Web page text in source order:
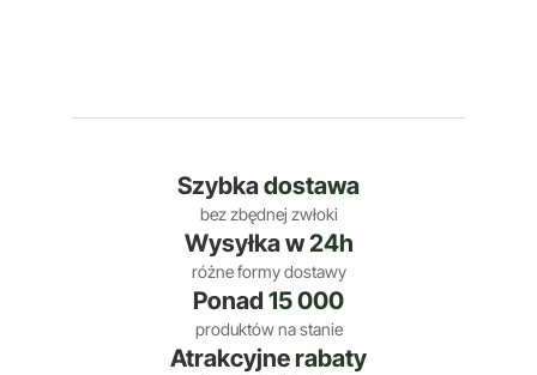
Szybkadostawa
bez zbędnej zwłoki
Wysyłka w24h
różne formy dostawy
Ponad 15 000
produktów na stanie
Atrakcyjnerabaty